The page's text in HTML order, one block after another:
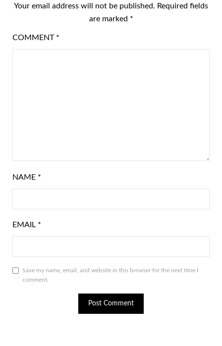
Your email address will not be published. Required fields
are marked *
COMMENT *
NAME *
EMAIL *
Save my name, email, and website in this browser for the next time I
comment.